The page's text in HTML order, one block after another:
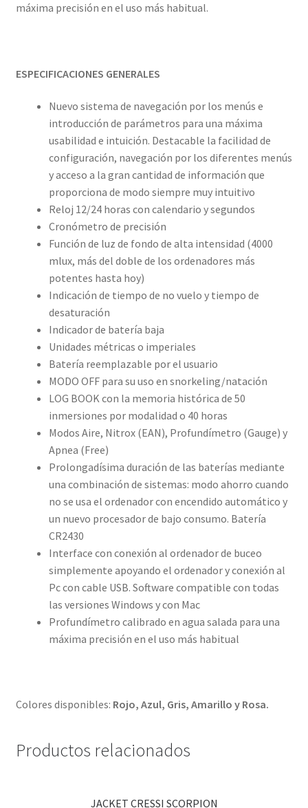
máxima precisión en el uso más habitual.
ESPECIFICACIONES GENERALES
Nuevo sistema de navegación por los menús e
introducción de parámetros para una máxima
usabilidad e intuición. Destacable la facilidad de
configuración, navegación por los diferentes menús
y acceso a la gran cantidad de información que
proporciona de modo siempre muy intuitivo
Reloj 12/24 horas con calendario y segundos
Cronómetro de precisión
Función de luz de fondo de alta intensidad (4000
mlux, más del doble de los ordenadores más
potentes hasta hoy)
Indicación de tiempo de no vuelo y tiempo de
desaturación
Indicador de batería baja
Unidades métricas o imperiales
Batería reemplazable por el usuario
MODO OFF para su uso en snorkeling/natación
LOG BOOK con la memoria histórica de 50
inmersiones por modalidad o 40 horas
Modos Aire, Nitrox (EAN), Profundímetro (Gauge) y
Apnea (Free)
Prolongadísima duración de las baterías mediante
una combinación de sistemas: modo ahorro cuando
no se usa el ordenador con encendido automático y
un nuevo procesador de bajo consumo. Batería
CR2430
Interface con conexión al ordenador de buceo
simplemente apoyando el ordenador y conexión al
Pc con cable USB. Software compatible con todas
las versiones Windows y con Mac
Profundímetro calibrado en agua salada para una
máxima precisión en el uso más habitual
Colores disponibles: Rojo, Azul, Gris, Amarillo y Rosa.
Productos relacionados
JACKET CRESSI SCORPION